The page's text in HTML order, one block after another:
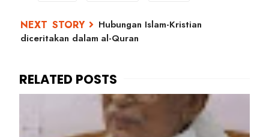
Hubungan Islam-Kristian
diceritakan dalam al-Quran